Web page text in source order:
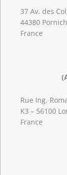
37 Av. des
44380
France
Rue Ing.
K3 – 56100
France